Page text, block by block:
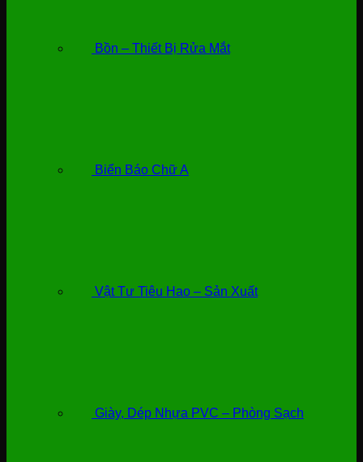
Bồn – Thiết Bị Rửa Mắt
Biển Báo Chữ A
Vật Tư Tiêu Hao – Sản Xuất
Giày, Dép Nhựa PVC – Phòng Sạch